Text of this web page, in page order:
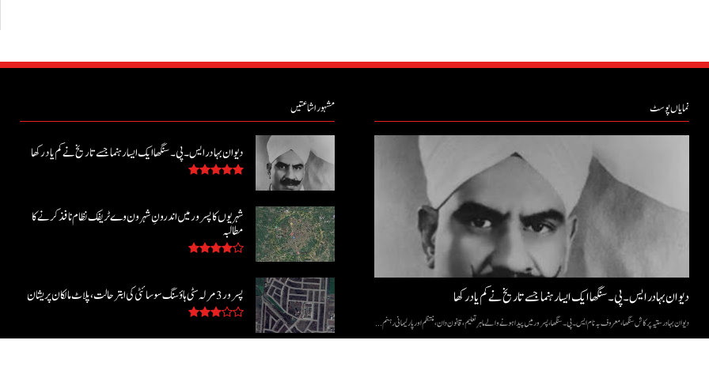
نمایاں پوسٹ
دیوان بہادر ایس۔ پی۔ سنگھا ایک ایسا رہنما جسے تاریخ نے کم یاد رکھا
دیوان بہادر ستیہ پرکاش سنگھا، معروف بہ نام ایس۔ پی۔ سنگھا، پسرور میں پیدا ہونے والے ماہرِ تعلیم، قانون دان، منتظم اور پارلیمانی رہنم...
مشہور اشاعتیں
دیوان بہادر ایس۔ پی۔ سنگھا ایک ایسا رہنما جسے تاریخ نے کم یاد رکھا
شہریوں کا پسرور میں اندرونِ شہر ون وے ٹریفک نظام نافذ کرنے کا
مطالبہ
پسرور 3 مرلہ سٹی ہاؤسنگ سوسائٹی کی ابتر حالت، پلاٹ مالکان پریشان